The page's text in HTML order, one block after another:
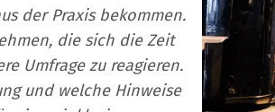
der Praxis bekommen.
die sich die Zeit
Umfrage zu reagieren.
und welche Hinweise